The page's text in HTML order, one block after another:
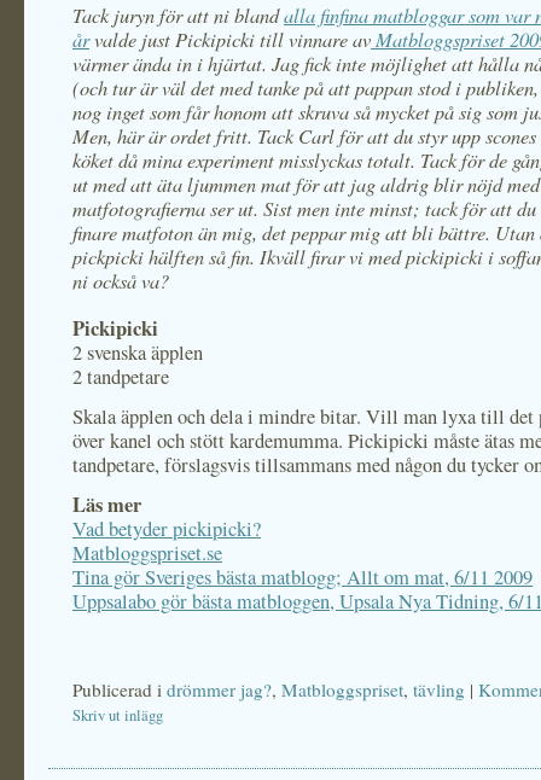
Tack juryn för att ni blandalla finfina matbloggar som var
årvalde just Pickipicki till vinnare av Matbloggspriset
värmer ända in i hjärtat. Jag fick inte möjlighet att hålla
(och tur är väl det med tanke på att pappan stod i
nog inget som får honom att skruva så mycket på sig som
Men, här är ordet fritt. Tack Carl för att du styr upp
köket då mina experiment misslyckas totalt. Tack för de
ut med att äta ljummen mat för att jag aldrig blir nöjd
matfotografierna ser ut. Sist men inte minst; tack för att du
finare matfoton än mig, det peppar mig att bli bättre.
pickpicki hälften så fin. Ikväll firar vi med pickipicki i
ni också va?
Pickipicki
2 svenska äpplen
2 tandpetare
Skala äpplen och dela i mindre bitar. Vill man lyxa till det
över kanel och stött kardemumma. Pickipicki måste ätas
tandpetare, förslagsvis tillsammans med någon du tycker
Läs mer
Vad betyder pickipicki?
Matbloggspriset.se
Tina gör Sveriges bästa matblogg; Allt om mat, 6/11 2009
Uppsalabo gör bästa matbloggen, Upsala Nya Tidning, 6/
Publicerad i drömmer jag?, Matbloggspriset, tävling |
Skriv ut inlägg